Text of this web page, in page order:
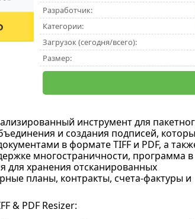
Разработчик:
Категории:
Загрузок (сегодня/всего):
Размер:
инструмент для
и создания подписей,
в формате TIFF и PDF, а
многостраничности, программа в
для хранения отсканированных
планы, контракты, счета-фактуры и
& PDF Resizer: